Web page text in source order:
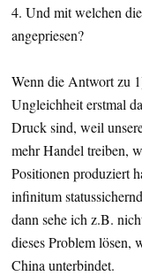
4. Und mit welchen
angepriesen?
Wenn die Antwort zu
Ungleichheit erstmal
Druck sind, weil
mehr Handel treiben,
Positionen produziert
infinitum
dann sehe ich z.B.
dieses Problem lösen,
China unterbindet.